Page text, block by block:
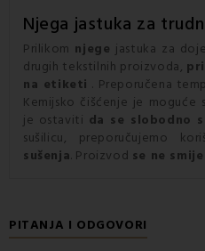
Njega jastuka za
Prilikom njege jastuka za
drugih tekstilnih proizvoda,
na etiketi . Preporučena
Kemijsko čišćenje je moguće
je ostaviti da se slobodno
sušilicu, preporučujemo
sušenja. Proizvod se ne
PITANJA I ODGOVORI